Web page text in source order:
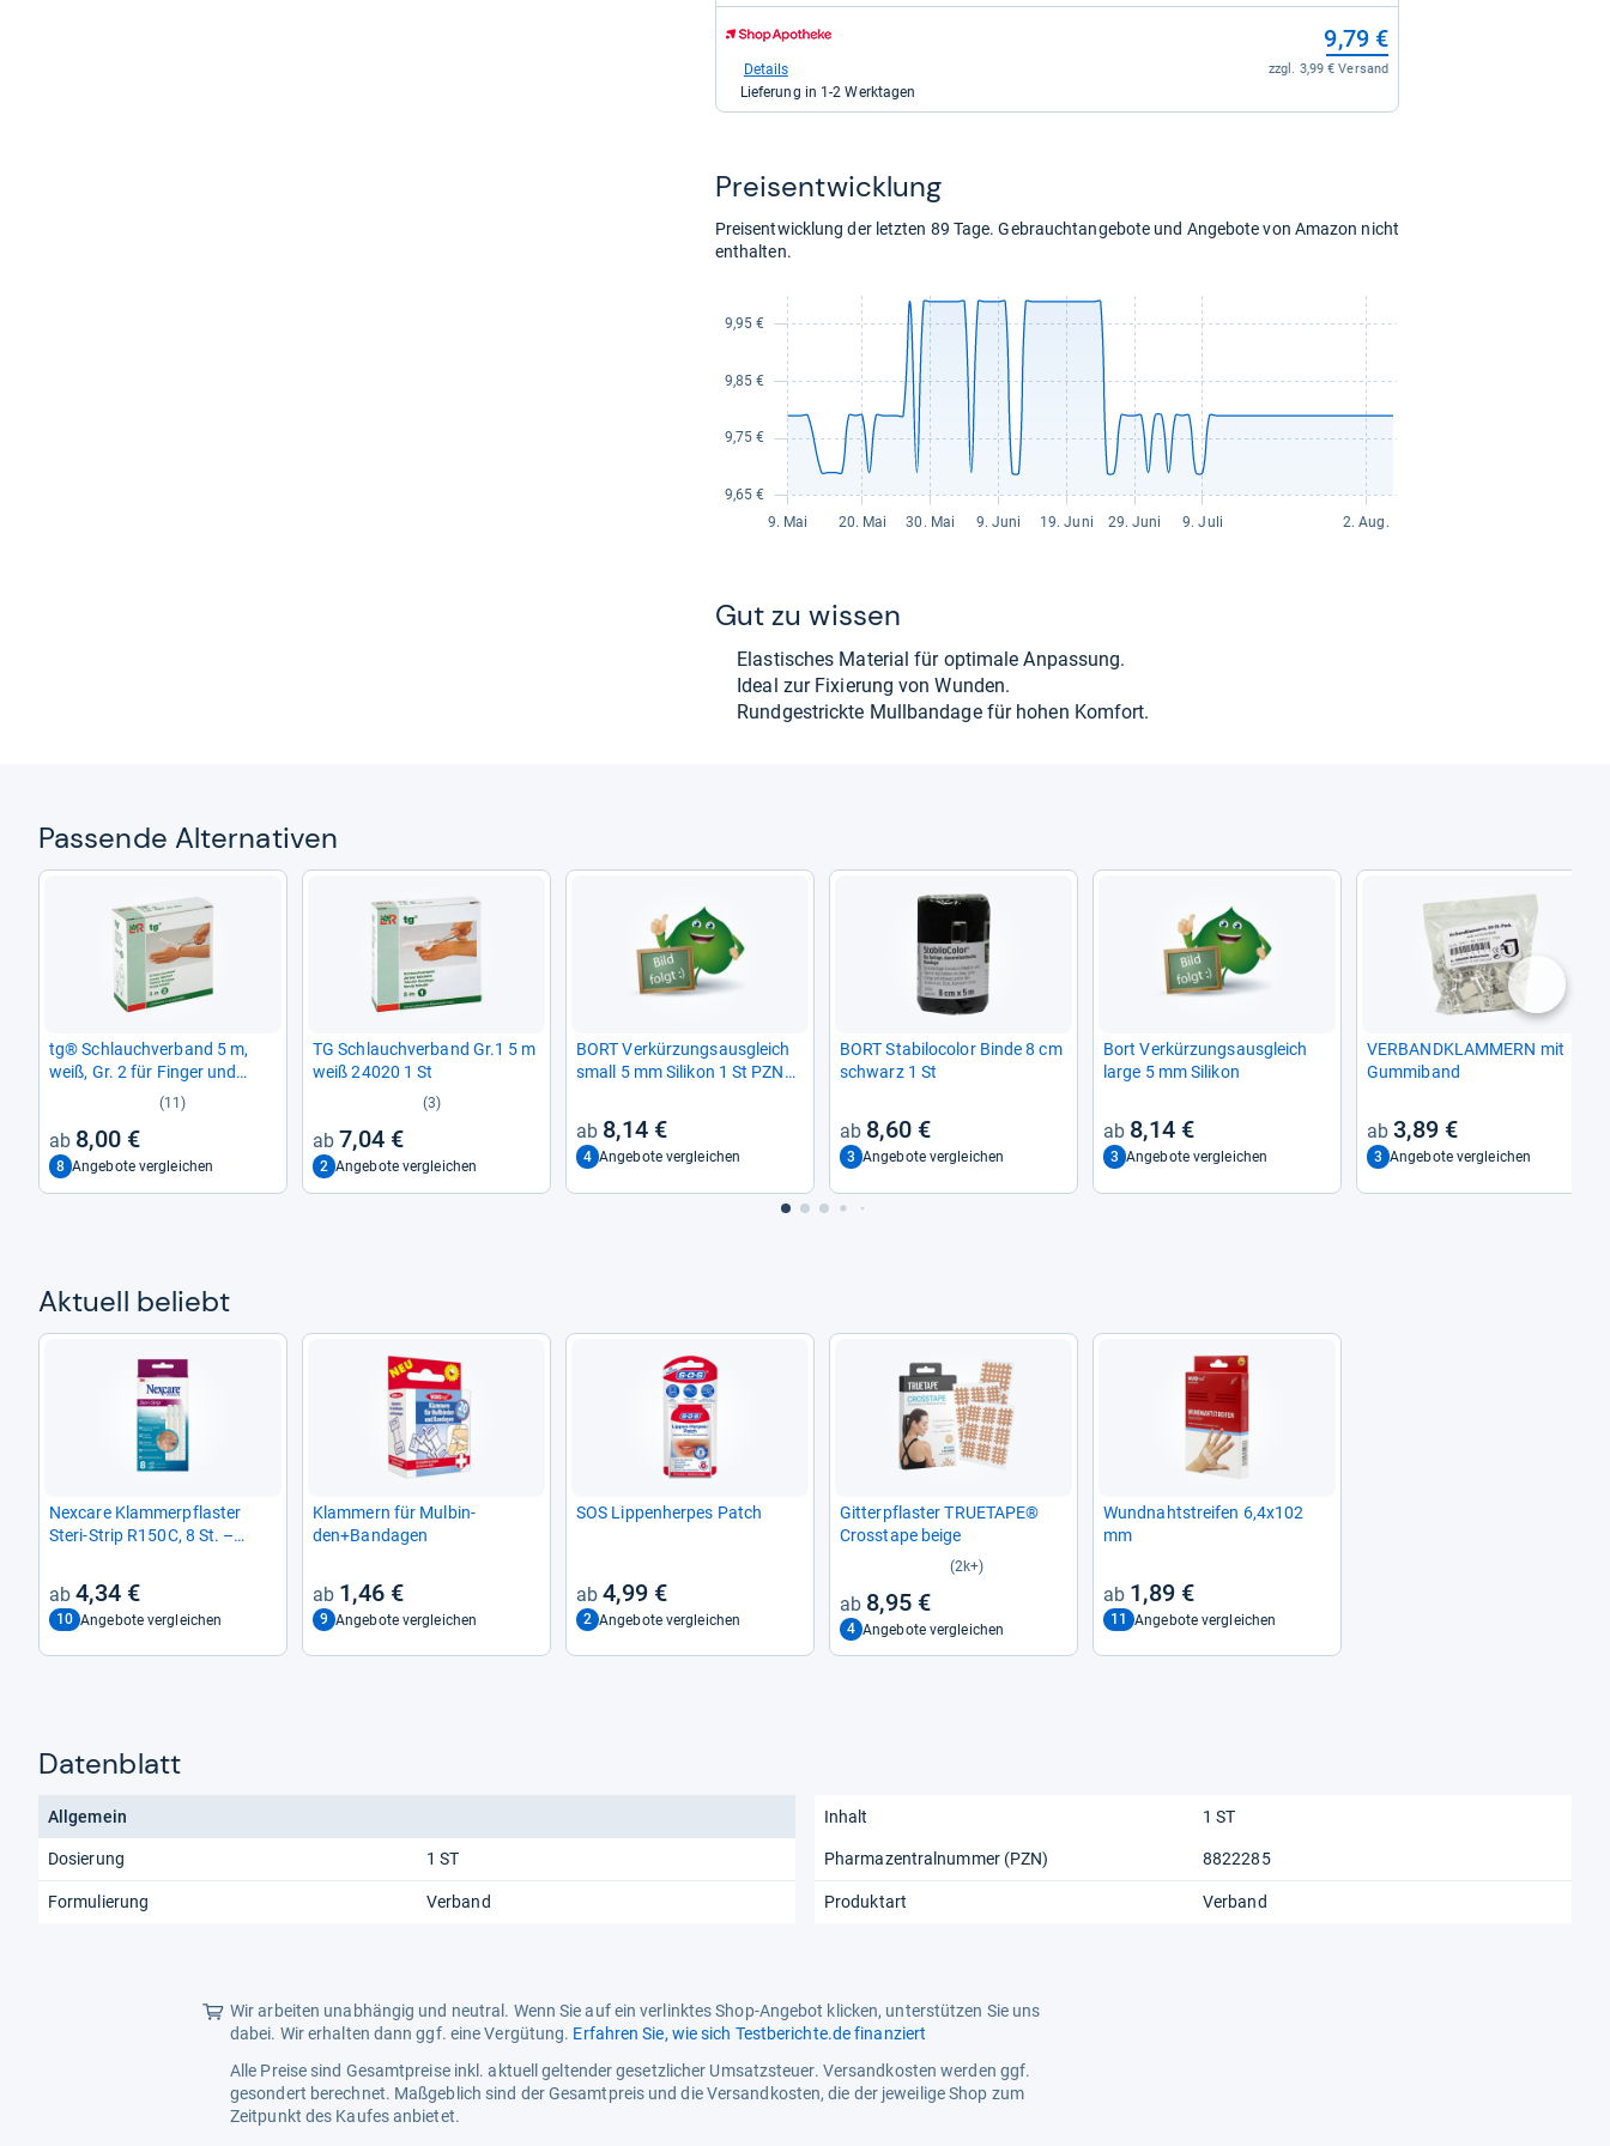
kaufen.
zum
Shop:
Shop
Apotheke
kaufen.
9,79 €
zzgl. 3,99 € Versand
Details
Lieferung in 1-2 Werktagen
Preis­ent­wick­lung
Preisentwicklung der letzten 89 Tage. Gebrauchtangebote und Angebote von Amazon nicht
enthalten.
Gut zu wis­sen
Elas­ti­sches Mate­rial für opti­male Anpas­sung.
Ideal zur Fixie­rung von Wun­den.
Rund­ge­strickte Mull­ban­dage für hohen Kom­fort.
Pas­sende Alter­na­ti­ven
tg® Schlauch­ver­band 5 m,
weiß, Gr. 2 für Fin­ger und
(11)
8,00 €
8 Angebote vergleichen
TG Schlauch­ver­band Gr.1 5 m
weiß 24020 1 St
(3)
7,04 €
2 Angebote vergleichen
BORT Ver­kür­zungs­aus­gleich
small 5 mm Sili­kon 1 St PZN
8,14 €
4 Angebote vergleichen
BORT Sta­bi­lo­co­lor Binde 8 cm
schwarz 1 St
8,60 €
3 Angebote vergleichen
Bort Ver­kür­zungs­aus­gleich
large 5 mm Sili­kon
8,14 €
3 Angebote vergleichen
VER­BAND­KLAM­MERN mit
Gum­mi­band
3,89 €
3 Angebote vergleichen
nächste
Aktu­ell beliebt
Nex­care Klam­mer­pflas­ter
Steri-​Strip R150C, 8 St. –
4,34 €
10 Angebote vergleichen
Klam­mern für Mul­bin­
den+Ban­da­gen
1,46 €
9 Angebote vergleichen
SOS Lip­pen­her­pes Patch
4,99 €
2 Angebote vergleichen
Git­ter­pflas­ter TRUE­TAPE®
Cros­stape beige
(2k+)
8,95 €
4 Angebote vergleichen
Wund­naht­strei­fen 6,4x102
mm
1,89 €
11 Angebote vergleichen
Datenblatt
Allgemein
Dosierung 1 ST
Formulierung Verband
Inhalt 1 ST
Pharmazentralnummer (PZN) 8822285
Produktart Verband
Wir arbeiten unabhängig und neutral. Wenn Sie auf ein verlinktes Shop-Angebot klicken, unterstützen Sie uns
dabei. Wir erhalten dann ggf. eine Vergütung. Erfahren Sie, wie sich Testberichte.de finanziert
Alle Preise sind Gesamtpreise inkl. aktuell geltender gesetzlicher Umsatzsteuer. Versandkosten werden ggf.
gesondert berechnet. Maßgeblich sind der Gesamtpreis und die Versandkosten, die der jeweilige Shop zum
Zeitpunkt des Kaufes anbietet.